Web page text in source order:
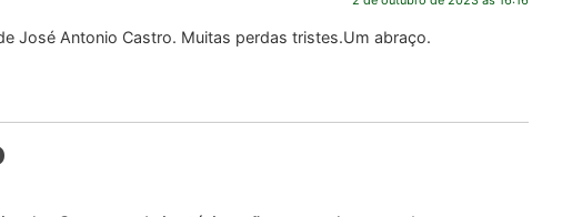
José Antonio Castro. Muitas perdas tristes.Um abraço.